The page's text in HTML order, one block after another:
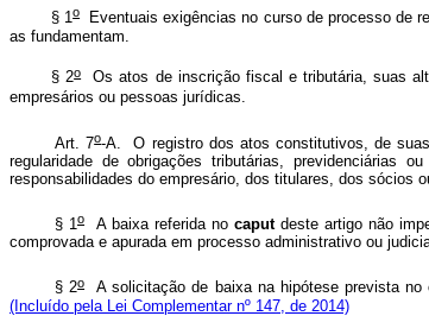
§ 1o
Eventuais exigências no curso de processo de
as fundamentam.
§ 2oOs atos de inscrição fiscal e tributária, suas
empresários ou pessoas jurídicas.
Art. 7o-A. O registro dos atos constitutivos, de
regularidade de obrigações tributárias, previdenciárias
responsabilidades do empresário, dos titulares, dos
§ 1o A baixa referida nocaputdeste artigo não
comprovada e apurada em processo administrativo ou
§ 2o A solicitação de baixa na hipótese prevista no
(Incluído pela Lei Complementar nº 147, de 2014)